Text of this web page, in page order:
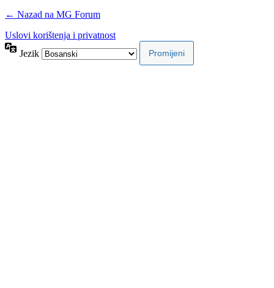
← Nazad na MG Forum
Uslovi korištenja i privatnost
Jezik